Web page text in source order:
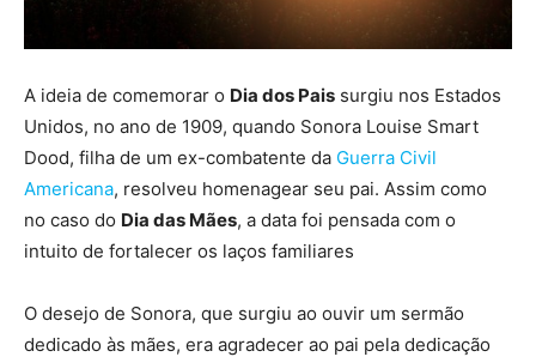
A ideia de comemorar o Dia dos Pais surgiu nos Estados
Unidos, no ano de 1909, quando Sonora Louise Smart
Dood, filha de um ex-combatente da Guerra Civil
Americana, resolveu homenagear seu pai. Assim como
no caso do Dia das Mães, a data foi pensada com o
intuito de fortalecer os laços familiares
O desejo de Sonora, que surgiu ao ouvir um sermão
dedicado às mães, era agradecer ao pai pela dedicação